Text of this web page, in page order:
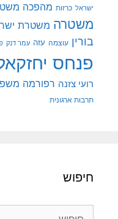
ישראל כרזות מהפכה
משטרה משטרת
בורין עוצמה עזה עמר דנק
פנחס
רועי צזנה רפורמה
תרבות ארגונית
חיפוש